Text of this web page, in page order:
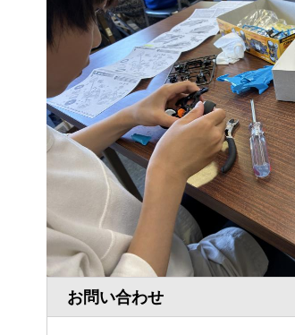
お問い合わせ